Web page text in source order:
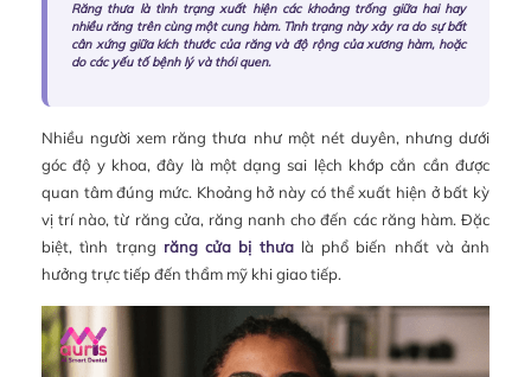
Răng thưa là tình trạng xuất hiện các khoảng trống giữa hai hay
nhiều răng trên cùng một cung hàm. Tình trạng này xảy ra do sự bất
cân xứng giữa kích thước của răng và độ rộng của xương hàm, hoặc
do các yếu tố bệnh lý và thói quen.
Nhiều người xem răng thưa như một nét duyên, nhưng dưới
góc độ y khoa, đây là một dạng sai lệch khớp cắn cần được
quan tâm đúng mức. Khoảng hở này có thể xuất hiện ở bất kỳ
vị trí nào, từ răng cửa, răng nanh cho đến các răng hàm. Đặc
biệt, tình trạng răng cửa bị thưalà phổ biến nhất và ảnh
hưởng trực tiếp đến thẩm mỹ khi giao tiếp.